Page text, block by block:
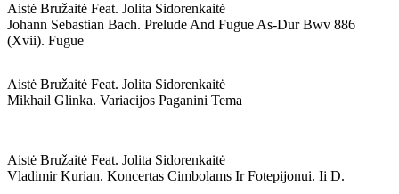
Aistė Bružaitė Feat. Jolita Sidorenkaitė
Johann Sebastian Bach. Prelude And Fugue As-Dur Bwv 886
(xvii). Fugue
Aistė Bružaitė Feat. Jolita Sidorenkaitė
Mikhail Glinka. Variacijos Paganini Tema
Aistė Bružaitė Feat. Jolita Sidorenkaitė
Vladimir Kurian. Koncertas Cimbolams Ir Fotepijonui. Ii D.